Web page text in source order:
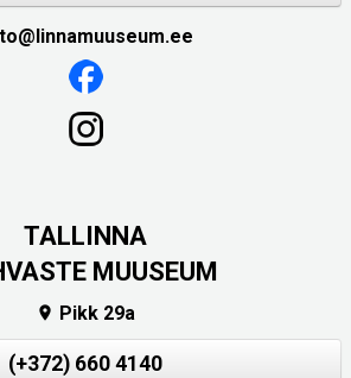
TALLINNA
MUUSEUM
 Pikk 29a
(+372) 660 4140